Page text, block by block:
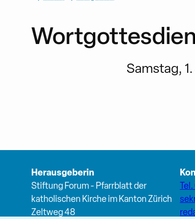
Samstag,
Herausgeberin
Stiftung Forum - Pfarrblatt der
katholischen Kirche im Kanton Zürich
Zeltweg 48